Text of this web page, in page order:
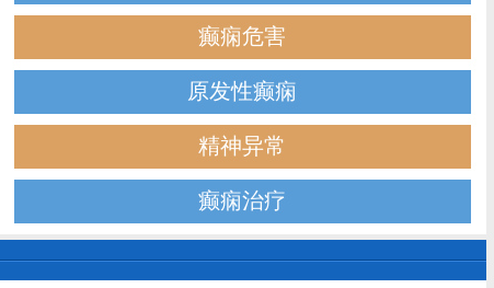
癫痫危害
原发性癫痫
精神异常
癫痫治疗